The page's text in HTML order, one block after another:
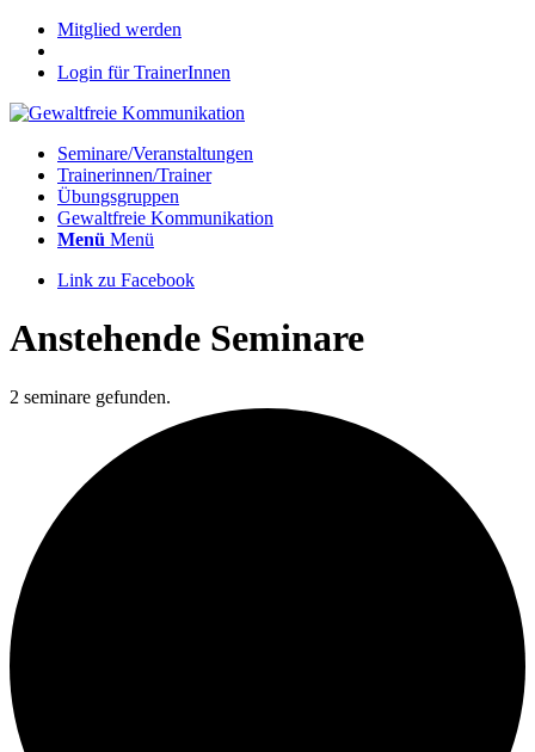
Mitglied werden
Login für TrainerInnen
Seminare/Veranstaltungen
Trainerinnen/Trainer
Übungsgruppen
Gewaltfreie Kommunikation
Menü Menü
Link zu Facebook
Anstehende Seminare
2 seminare gefunden.